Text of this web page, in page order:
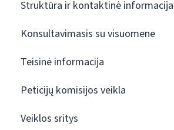
Struktūra ir kontaktinė informacija
Konsultavimasis su visuomene
Teisinė informacija
Peticijų komisijos veikla
Veiklos sritys